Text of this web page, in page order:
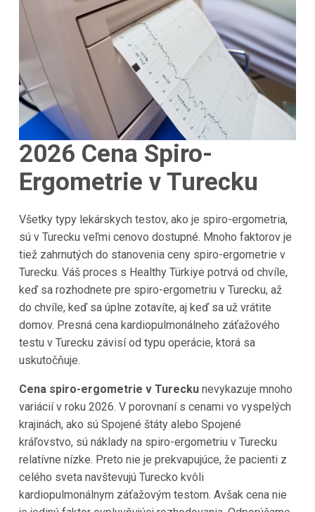
2026 Cena Spiro-
Ergometrie v Turecku
Všetky typy lekárskych testov, ako je spiro-ergometria,
sú v Turecku veľmi cenovo dostupné. Mnoho faktorov je
tiež zahrnutých do stanovenia ceny spiro-ergometrie v
Turecku. Váš proces s Healthy Türkiye potrvá od chvíle,
keď sa rozhodnete pre spiro-ergometriu v Turecku, až
do chvíle, keď sa úplne zotavíte, aj keď sa už vrátite
domov. Presná cena kardiopulmonálneho záťažového
testu v Turecku závisí od typu operácie, ktorá sa
uskutočňuje.
Cena spiro-ergometrie v Tureckunevykazuje mnoho
variácií v roku 2026. V porovnaní s cenami vo vyspelých
krajinách, ako sú Spojené štáty alebo Spojené
kráľovstvo, sú náklady na spiro-ergometriu v Turecku
relatívne nízke. Preto nie je prekvapujúce, že pacienti z
celého sveta navštevujú Turecko kvôli
kardiopulmonálnym záťažovým testom. Avšak cena nie